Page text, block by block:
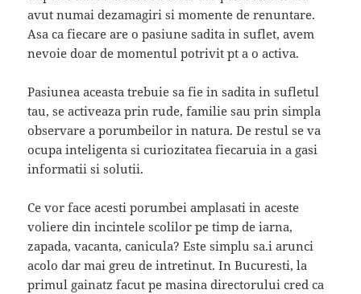
avut numai dezamagiri si momente de renuntare.
Asa ca fiecare are o pasiune sadita in suflet, avem
nevoie doar de momentul potrivit pt a o activa.
Pasiunea aceasta trebuie sa fie in sadita in sufletul
tau, se activeaza prin rude, familie sau prin simpla
observare a porumbeilor in natura. De restul se va
ocupa inteligenta si curiozitatea fiecaruia in a gasi
informatii si solutii.
Ce vor face acesti porumbei amplasati in aceste
voliere din incintele scolilor pe timp de iarna,
zapada, vacanta, canicula? Este simplu sa.i arunci
acolo dar mai greu de intretinut. In Bucuresti, la
primul gainatz facut pe masina directorului cred ca